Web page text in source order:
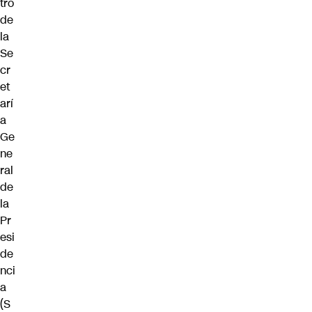
de
la
Se
cr
et
arí
a
Ge
ne
ral
de
la
Pr
esi
de
nci
a
(S